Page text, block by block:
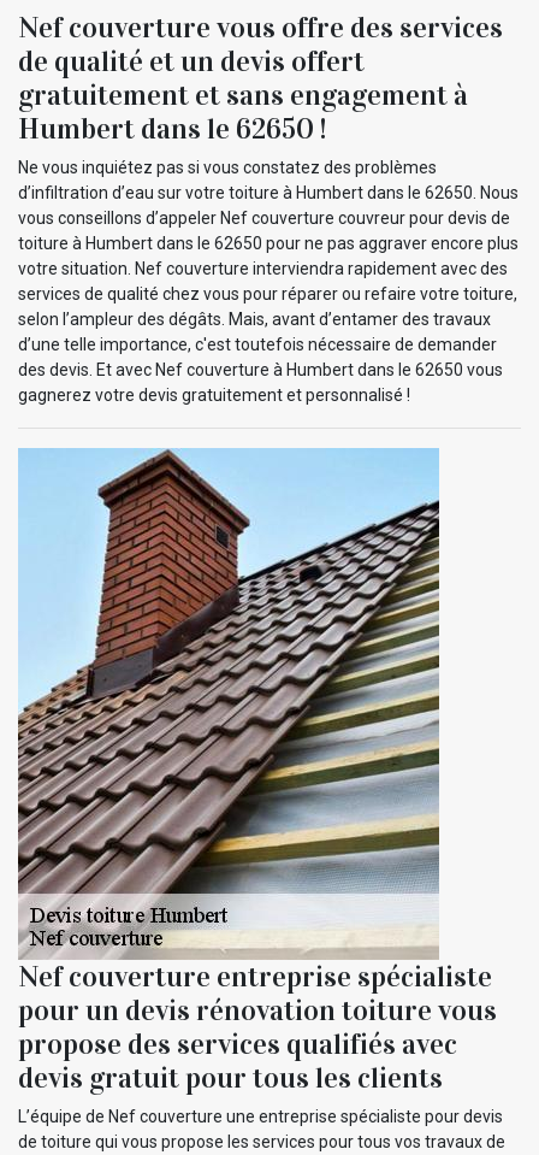
Nef couverture vous offre des services
de qualité et un devis offert
gratuitement et sans engagement à
Humbert dans le 62650 !
Ne vous inquiétez pas si vous constatez des problèmes
d’infiltration d’eau sur votre toiture à Humbert dans le 62650. Nous
vous conseillons d’appeler Nef couverture couvreur pour devis de
toiture à Humbert dans le 62650 pour ne pas aggraver encore plus
votre situation. Nef couverture interviendra rapidement avec des
services de qualité chez vous pour réparer ou refaire votre toiture,
selon l’ampleur des dégâts. Mais, avant d’entamer des travaux
d’une telle importance, c'est toutefois nécessaire de demander
des devis. Et avec Nef couverture à Humbert dans le 62650 vous
gagnerez votre devis gratuitement et personnalisé !
Nef couverture entreprise spécialiste
pour un devis rénovation toiture vous
propose des services qualifiés avec
devis gratuit pour tous les clients
L’équipe de Nef couverture une entreprise spécialiste pour devis
de toiture qui vous propose les services pour tous vos travaux de